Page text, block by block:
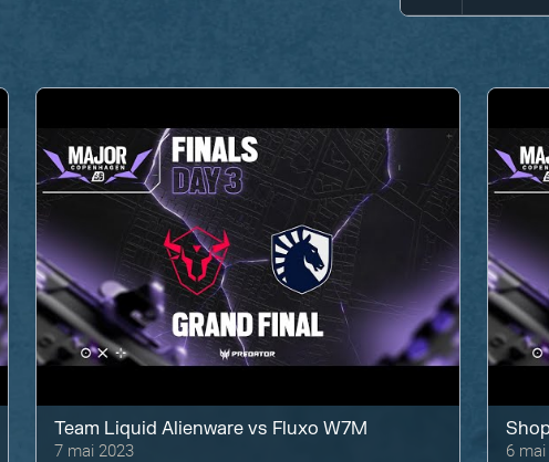
Team Liquid Alienware vs Fluxo W7M
7 mai 2023
6